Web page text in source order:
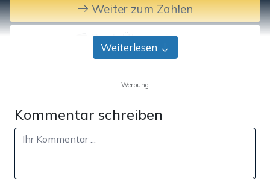
Weiter zum Zahlen
Bank-Überweisung
Weiterlesen
Werbung
Kommentar schreiben